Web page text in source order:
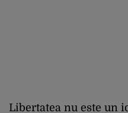
Libertatea nu este un